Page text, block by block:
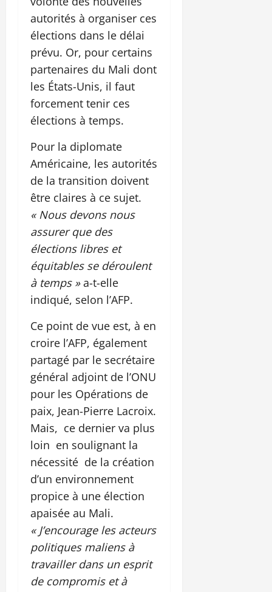
autorités à organiser ces
élections dans le délai
prévu. Or, pour certains
partenaires du Mali dont
les États-Unis, il faut
forcement tenir ces
élections à temps.
Pour la diplomate
Américaine, les autorités
de la transition doivent
être claires à ce sujet.
« Nous devons nous
assurer que des
élections libres et
équitables se déroulent
à temps »a-t-elle
indiqué, selon l’AFP.
Ce point de vue est, à en
croire l’AFP, également
partagé par le secrétaire
général adjoint de l’ONU
pour les Opérations de
paix, Jean-Pierre Lacroix.
Mais, ce dernier va plus
loin en soulignant la
nécessité de la création
d’un environnement
propice à une élection
apaisée au Mali.
« J’encourage les acteurs
politiques maliens à
travailler dans un esprit
de compromis et à